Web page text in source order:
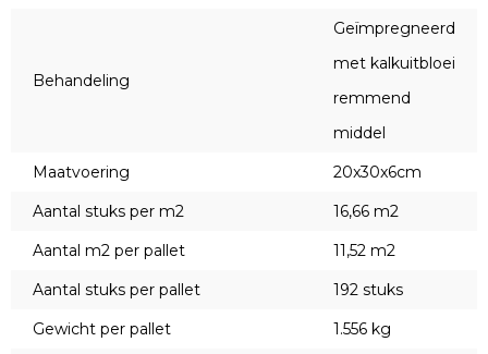
Behandeling
Geïmpregneerd
met kalkuitbloei
remmend
middel
Maatvoering
20x30x6cm
Aantal stuks per m2
16,66 m2
Aantal m2 per pallet
11,52 m2
Aantal stuks per pallet
192 stuks
Gewicht per pallet
1.556 kg